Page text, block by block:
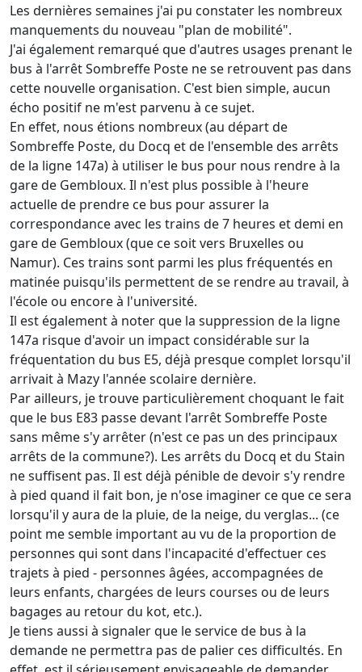
Les dernières semaines j'ai pu constater les nombreux
manquements du nouveau "plan de mobilité".
J'ai également remarqué que d'autres usages prenant le
bus à l'arrêt Sombreffe Poste ne se retrouvent pas dans
cette nouvelle organisation. C'est bien simple, aucun
écho positif ne m'est parvenu à ce sujet.
En effet, nous étions nombreux (au départ de
Sombreffe Poste, du Docq et de l'ensemble des arrêts
de la ligne 147a) à utiliser le bus pour nous rendre à la
gare de Gembloux. Il n'est plus possible à l'heure
actuelle de prendre ce bus pour assurer la
correspondance avec les trains de 7 heures et demi en
gare de Gembloux (que ce soit vers Bruxelles ou
Namur). Ces trains sont parmi les plus fréquentés en
matinée puisqu'ils permettent de se rendre au travail, à
l'école ou encore à l'université.
Il est également à noter que la suppression de la ligne
147a risque d'avoir un impact considérable sur la
fréquentation du bus E5, déjà presque complet lorsqu'il
arrivait à Mazy l'année scolaire dernière.
Par ailleurs, je trouve particulièrement choquant le fait
que le bus E83 passe devant l'arrêt Sombreffe Poste
sans même s'y arrêter (n'est ce pas un des principaux
arrêts de la commune?). Les arrêts du Docq et du Stain
ne suffisent pas. Il est déjà pénible de devoir s'y rendre
à pied quand il fait bon, je n'ose imaginer ce que ce sera
lorsqu'il y aura de la pluie, de la neige, du verglas... (ce
point me semble important au vu de la proportion de
personnes qui sont dans l'incapacité d'effectuer ces
trajets à pied - personnes âgées, accompagnées de
leurs enfants, chargées de leurs courses ou de leurs
bagages au retour du kot, etc.).
Je tiens aussi à signaler que le service de bus à la
demande ne permettra pas de palier ces difficultés. En